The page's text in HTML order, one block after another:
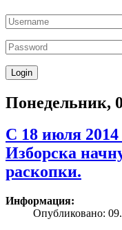
Понедельник,
С 18 июля 2014
Изборска
раскопки.
Информация:
Опубликовано: